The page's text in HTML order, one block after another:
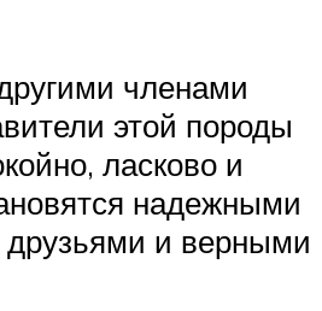
членами
этой породы
ласково и
надежными
и верными